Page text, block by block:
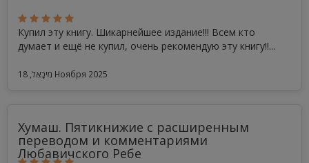
Купил эту книгу. Шикарнейшее издание!!! Всем кто
думает и ещё не купил, очень рекомендую эту книгу!!...
מִיכָאֵל, 18 Ноября 2025
Хумаш. Пятикнижие с расширенным
переводом и комментариями
Любавичского Ребе